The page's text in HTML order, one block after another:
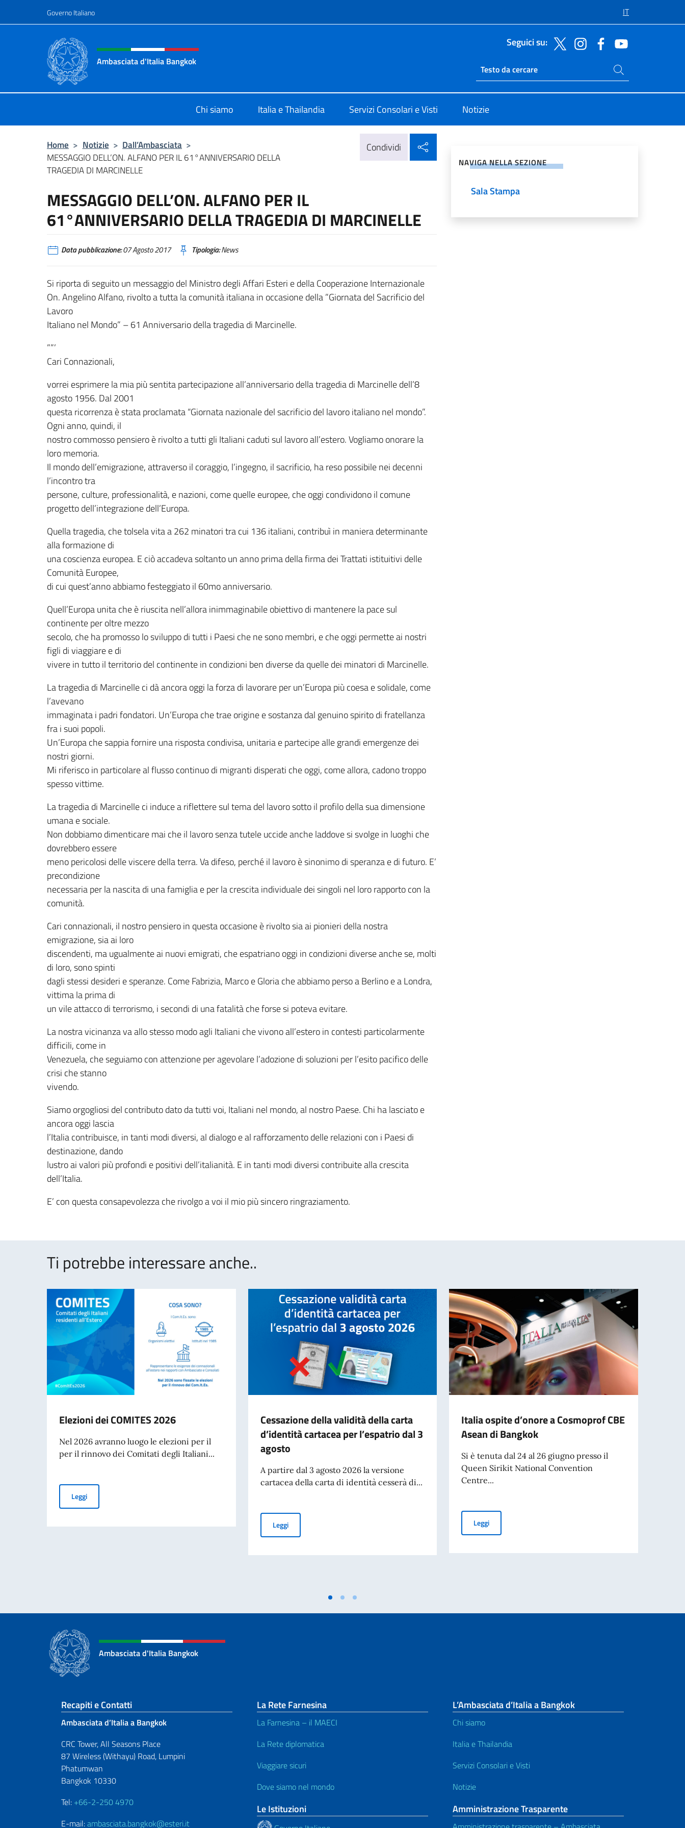
Governo Italiano IT
Intestazione sito, social e menù
Ambasciata d'Italia Bangkok
Seguici su:
Ricerca sito live
Cerca nel sito
Chi siamo Italia e Thailandia Servizi Consolari e Visti Notizie
Home > Notizie > Dall’Ambasciata >
MESSAGGIO DELL’ON. ALFANO PER IL 61°ANNIVERSARIO DELLA
TRAGEDIA DI MARCINELLE
Condividi
MESSAGGIO DELL’ON. ALFANO PER IL
61°ANNIVERSARIO DELLA TRAGEDIA DI MARCINELLE
Data pubblicazione:07 Agosto 2017 Tipologia:News
Si riporta di seguito un messaggio del Ministro degli Affari Esteri e della Cooperazione Internazionale
On. Angelino Alfano, rivolto a tutta la comunità italiana in occasione della ”Giornata del Sacrificio del
Lavoro
Italiano nel Mondo” – 61 Anniversario della tragedia di Marcinelle.
””’
Cari Connazionali,
vorrei esprimere la mia più sentita partecipazione all’anniversario della tragedia di Marcinelle dell’8
agosto 1956. Dal 2001
questa ricorrenza è stata proclamata “Giornata nazionale del sacrificio del lavoro italiano nel mondo”.
Ogni anno, quindi, il
nostro commosso pensiero è rivolto a tutti gli Italiani caduti sul lavoro all’estero. Vogliamo onorare la
loro memoria.
Il mondo dell’emigrazione, attraverso il coraggio, l’ingegno, il sacrificio, ha reso possibile nei decenni
l’incontro tra
persone, culture, professionalità, e nazioni, come quelle europee, che oggi condividono il comune
progetto dell’integrazione dell’Europa.
Quella tragedia, che tolsela vita a 262 minatori tra cui 136 italiani, contribuì in maniera determinante
alla formazione di
una coscienza europea. E ciò accadeva soltanto un anno prima della firma dei Trattati istituitivi delle
Comunità Europee,
di cui quest’anno abbiamo festeggiato il 60mo anniversario.
Quell’Europa unita che è riuscita nell’allora inimmaginabile obiettivo di mantenere la pace sul
continente per oltre mezzo
secolo, che ha promosso lo sviluppo di tutti i Paesi che ne sono membri, e che oggi permette ai nostri
figli di viaggiare e di
vivere in tutto il territorio del continente in condizioni ben diverse da quelle dei minatori di Marcinelle.
La tragedia di Marcinelle ci dà ancora oggi la forza di lavorare per un’Europa più coesa e solidale, come
l’avevano
immaginata i padri fondatori. Un’Europa che trae origine e sostanza dal genuino spirito di fratellanza
fra i suoi popoli.
Un’Europa che sappia fornire una risposta condivisa, unitaria e partecipe alle grandi emergenze dei
nostri giorni.
Mi riferisco in particolare al flusso continuo di migranti disperati che oggi, come allora, cadono troppo
spesso vittime.
La tragedia di Marcinelle ci induce a riflettere sul tema del lavoro sotto il profilo della sua dimensione
umana e sociale.
Non dobbiamo dimenticare mai che il lavoro senza tutele uccide anche laddove si svolge in luoghi che
dovrebbero essere
meno pericolosi delle viscere della terra. Va difeso, perché il lavoro è sinonimo di speranza e di futuro. E’
precondizione
necessaria per la nascita di una famiglia e per la crescita individuale dei singoli nel loro rapporto con la
comunità.
Cari connazionali, il nostro pensiero in questa occasione è rivolto sia ai pionieri della nostra
emigrazione, sia ai loro
discendenti, ma ugualmente ai nuovi emigrati, che espatriano oggi in condizioni diverse anche se, molti
di loro, sono spinti
dagli stessi desideri e speranze. Come Fabrizia, Marco e Gloria che abbiamo perso a Berlino e a Londra,
vittima la prima di
un vile attacco di terrorismo, i secondi di una fatalità che forse si poteva evitare.
La nostra vicinanza va allo stesso modo agli Italiani che vivono all’estero in contesti particolarmente
difficili, come in
Venezuela, che seguiamo con attenzione per agevolare l’adozione di soluzioni per l’esito pacifico delle
crisi che stanno
vivendo.
Siamo orgogliosi del contributo dato da tutti voi, Italiani nel mondo, al nostro Paese. Chi ha lasciato e
ancora oggi lascia
l’Italia contribuisce, in tanti modi diversi, al dialogo e al rafforzamento delle relazioni con i Paesi di
destinazione, dando
lustro ai valori più profondi e positivi dell’italianità. E in tanti modi diversi contribuite alla crescita
dell’Italia.
E’ con questa consapevolezza che rivolgo a voi il mio più sincero ringraziamento.
NAVIGA NELLA SEZIONE
Sala Stampa
Ti potrebbe interessare anche..
Elezioni dei COMITES 2026
Nel 2026 avranno luogo le elezioni per il
per il rinnovo dei Comitati degli Italiani...
LeggiElezioni dei COMITES 2026
Cessazione della validità della carta
d’identità cartacea per l’espatrio dal 3
agosto
A partire dal 3 agosto 2026 la versione
cartacea della carta di identità cesserà di...
LeggiCessazione della validità della carta d’identità cartacea per l’espatrio dal 3 agosto
Italia ospite d’onore a Cosmoprof CBE
Asean di Bangkok
Si è tenuta dal 24 al 26 giugno presso il
Queen Sirikit National Convention
Centre...
LeggiItalia ospite d’onore a Cosmoprof CBE Asean di Bangkok
Ambasciata d'Italia Bangkok
Sezione footer
Recapiti e Contatti
Ambasciata d’Italia a Bangkok
CRC Tower, All Seasons Place
87 Wireless (Withayu) Road, Lumpini
Phatumwan
Bangkok 10330
Tel: +66-2-250 4970
E-mail:ambasciata.bangkok@esteri.it
La Rete Farnesina
La Farnesina – il MAECI
La Rete diplomatica
Viaggiare sicuri
Dove siamo nel mondo
Le Istituzioni
L’Ambasciata d’Italia a Bangkok
Chi siamo
Italia e Thailandia
Servizi Consolari e Visti
Notizie
Amministrazione Trasparente